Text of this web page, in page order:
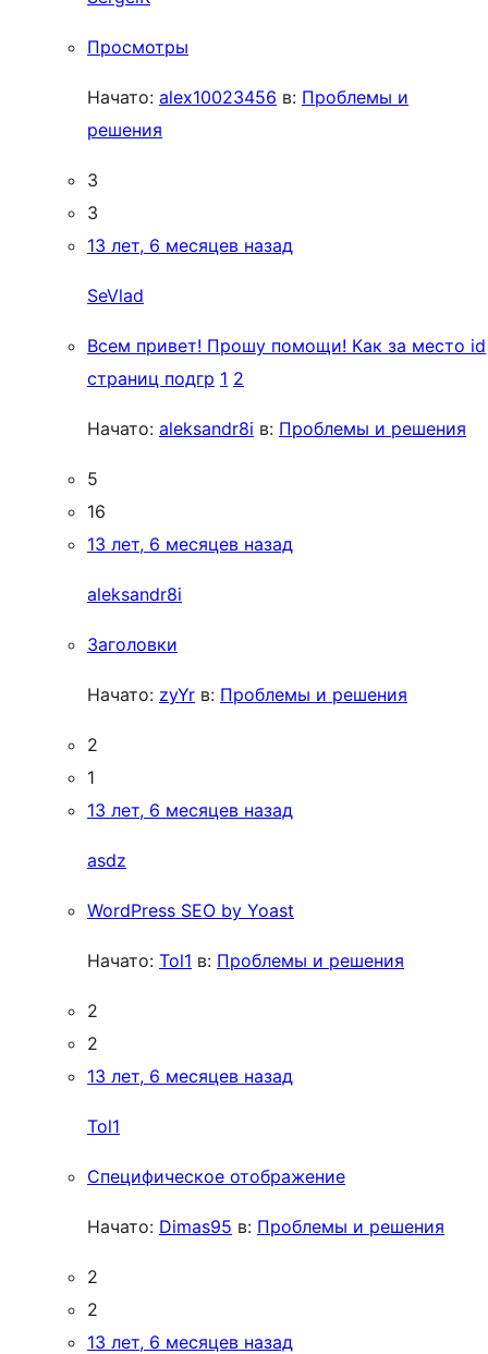
Просмотры
Начато: alex10023456 в: Проблемы и
решения
3
3
13 лет, 6 месяцев назад
SeVlad
Всем привет! Прошу помощи! Как за место id
страниц подгр 1 2
Начато: aleksandr8i в: Проблемы и решения
5
16
13 лет, 6 месяцев назад
aleksandr8i
Заголовки
Начато: zyYr в: Проблемы и решения
2
1
13 лет, 6 месяцев назад
asdz
WordPress SEO by Yoast
Начато: Tol1 в: Проблемы и решения
2
2
13 лет, 6 месяцев назад
Tol1
Специфическое отображение
Начато: Dimas95 в: Проблемы и решения
2
2
13 лет, 6 месяцев назад